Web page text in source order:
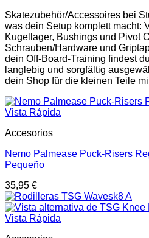
Skatezubehör/Accessoires bei
was dein Setup komplett macht:
Kugellager, Bushings und Pivot
Schrauben/Hardware und
dein Off-Board-Training findest
langlebig und sorgfältig
dein Shop für die kleinen Teile
Vista Rápida
Accesorios
Nemo Palmease Puck-Risers
Pequeño
35,95 €
Vista Rápida